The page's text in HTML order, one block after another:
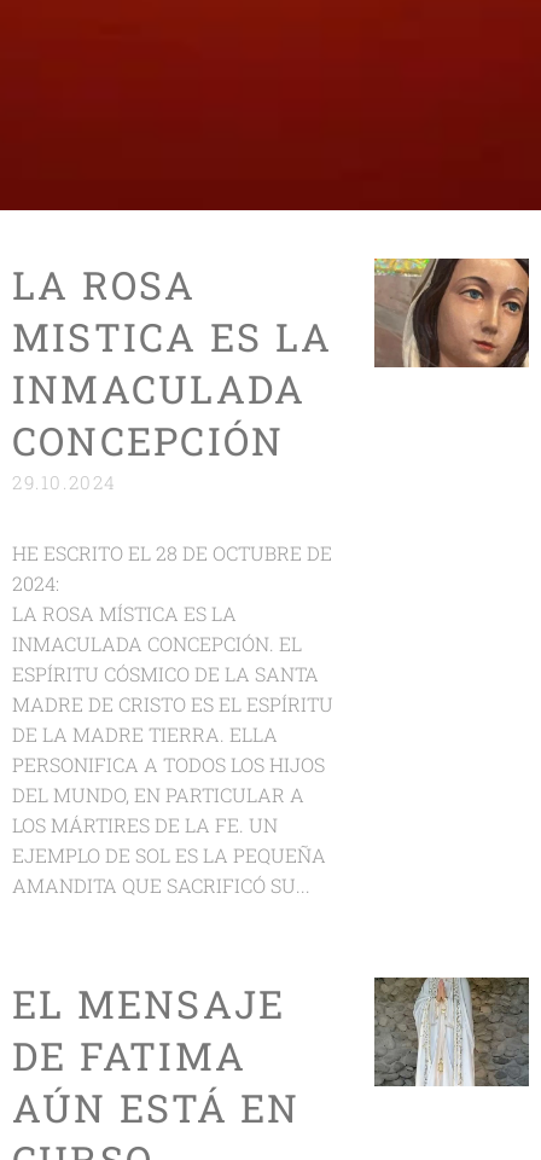
LA ROSA
MISTICA ES LA
INMACULADA
CONCEPCIÓN
29.10.2024
HE ESCRITO EL 28 DE OCTUBRE DE
2024:
LA ROSA MÍSTICA ES LA
INMACULADA CONCEPCIÓN. EL
ESPÍRITU CÓSMICO DE LA SANTA
MADRE DE CRISTO ES EL ESPÍRITU
DE LA MADRE TIERRA. ELLA
PERSONIFICA A TODOS LOS HIJOS
DEL MUNDO, EN PARTICULAR A
LOS MÁRTIRES DE LA FE. UN
EJEMPLO DE SOL ES LA PEQUEÑA
AMANDITA QUE SACRIFICÓ SU...
EL MENSAJE
DE FATIMA
AÚN ESTÁ EN